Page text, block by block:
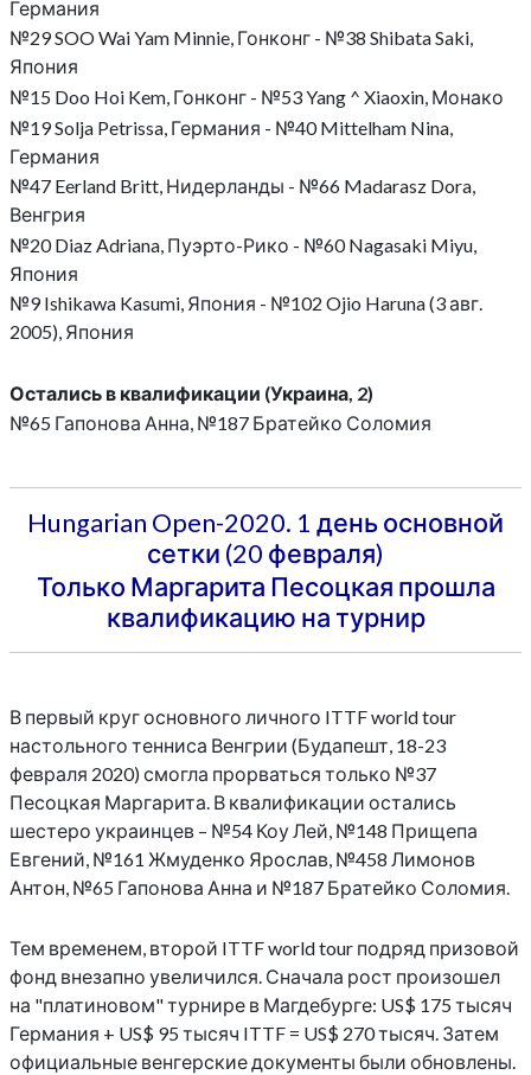
Германия
№29 SOO Wai Yam Minnie, Гонконг - №38 Shibata Saki,
Япония
№15 Doo Hoi Kem, Гонконг - №53 Yang ^ Xiaoxin, Монако
№19 Solja Petrissa, Германия - №40 Mittelham Nina,
Германия
№47 Eerland Britt, Нидерланды - №66 Madarasz Dora,
Венгрия
№20 Diaz Adriana, Пуэрто-Рико - №60 Nagasaki Miyu,
Япония
№9 Ishikawa Kasumi, Япония - №102 Ojio Haruna (3 авг.
2005), Япония
Остались в квалификации (Украина, 2)
№65 Гапонова Анна, №187 Братейко Соломия
Hungarian Open-2020. 1 день основной
сетки (20 февраля)
Только Маргарита Песоцкая прошла
квалификацию на турнир
В первый круг основного личного ITTF world tour
настольного тенниса Венгрии (Будапешт, 18-23
февраля 2020) смогла прорваться только №37
Песоцкая Маргарита. В квалификации остались
шестеро украинцев – №54 Коу Лей, №148 Прищепа
Евгений, №161 Жмуденко Ярослав, №458 Лимонов
Антон, №65 Гапонова Анна и №187 Братейко Соломия.
Тем временем, второй ITTF world tour подряд призовой
фонд внезапно увеличился. Сначала рост произошел
на "платиновом" турнире в Магдебурге: US$ 175 тысяч
Германия + US$ 95 тысяч ITTF = US$ 270 тысяч. Затем
официальные венгерские документы были обновлены.